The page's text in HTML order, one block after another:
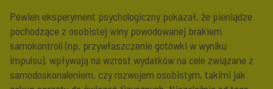
Pewien eksperyment psychologiczny pokazał, że pieniądze
pochodzące z osobistej winy powodowanej brakiem
samokontroli (np. przywłaszczenie gotówki w wyniku
impulsu), wpływają na wzrost wydatków na cele związane z
samodoskonaleniem, czy rozwojem osobistym, takimi jak